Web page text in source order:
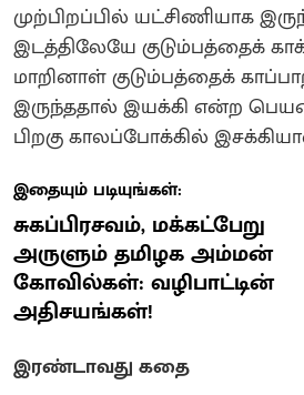
முற்பிறப்பில் யட்சிணியாக
இடத்திலேயே குடும்பத்தைக்
மாறினாள்‌ குடும்பத்தைக்
இருந்ததால் இயக்கி என்ற
பிறகு காலப்போக்கில்
இதையும் படியுங்கள்:
சுகப்பிரசவம், மக்கட்பேறு
அருளும் தமிழக அம்மன்
கோவில்கள்: வழிபாட்டின்
அதிசயங்கள்!
இரண்டாவது கதை